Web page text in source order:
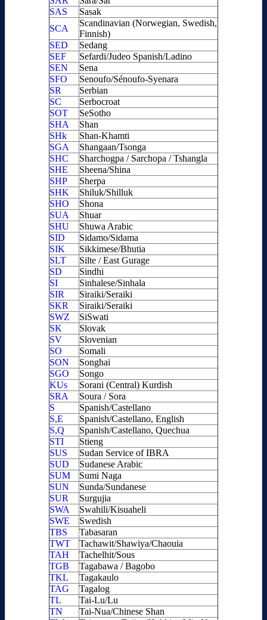
SAS
Sasak
SCA
Scandinavian (Norwegian, Swedish,
Finnish)
SED
Sedang
SEF
Sefardi/Judeo Spanish/Ladino
SEN
Sena
SFO
Senoufo/Sénoufo-Syenara
SR
Serbian
SC
Serbocroat
SOT
SeSotho
SHA
Shan
SHk
Shan-Khamti
SGA
Shangaan/Tsonga
SHC
Sharchogpa / Sarchopa / Tshangla
SHE
Sheena/Shina
SHP
Sherpa
SHK
Shiluk/Shilluk
SHO
Shona
SUA
Shuar
SHU
Shuwa Arabic
SID
Sidamo/Sidama
SIK
Sikkimese/Bhutia
SLT
Silte / East Gurage
SD
Sindhi
SI
Sinhalese/Sinhala
SIR
Siraiki/Seraiki
SKR
Siraiki/Seraiki
SWZ
SiSwati
SK
Slovak
SV
Slovenian
SO
Somali
SON
Songhai
SGO
Songo
KUs
Sorani (Central) Kurdish
SRA
Soura / Sora
S
Spanish/Castellano
S,E
Spanish/Castellano, English
S,Q
Spanish/Castellano, Quechua
STI
Stieng
SUS
Sudan Service of IBRA
SUD
Sudanese Arabic
SUM
Sumi Naga
SUN
Sunda/Sundanese
SUR
Surgujia
SWA
Swahili/Kisuaheli
SWE
Swedish
TBS
Tabasaran
TWT
Tachawit/Shawiya/Chaouia
TAH
Tachelhit/Sous
TGB
Tagabawa / Bagobo
TKL
Tagakaulo
TAG
Tagalog
TL
Tai-Lu/Lu
TN
Tai-Nua/Chinese Shan